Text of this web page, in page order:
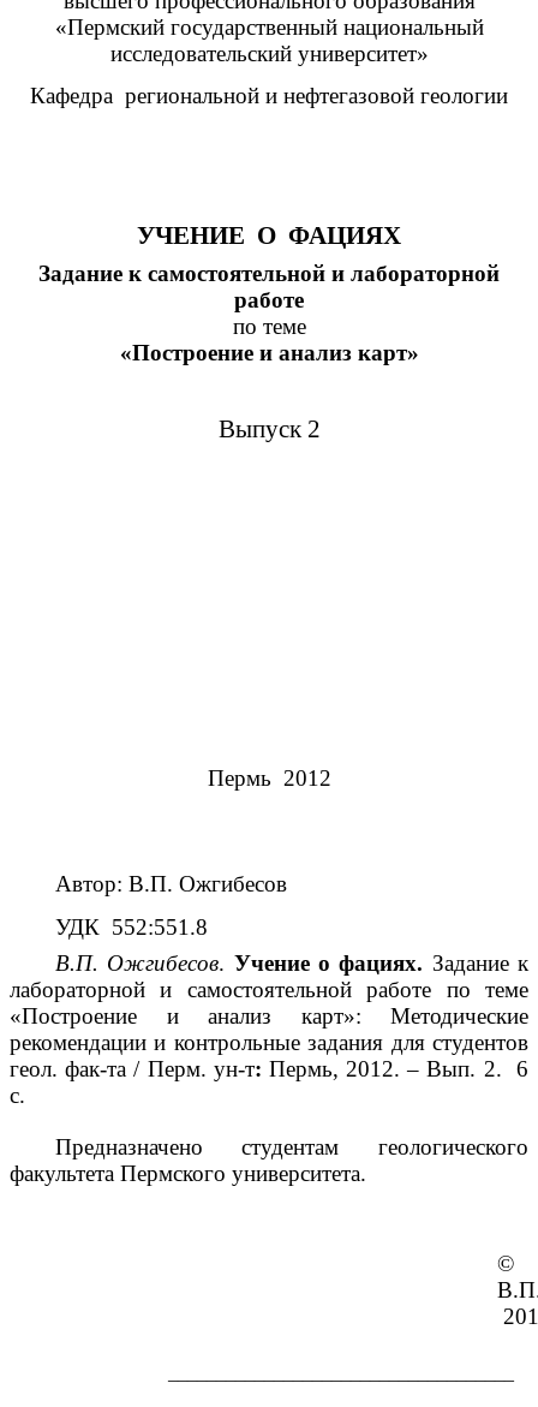
«Пермский государственный национальный
исследовательский университет»
Кафедра региональной и нефтегазовой геологии
УЧЕНИЕ О ФАЦИЯХ
Задание к самостоятельной и лабораторной
работе
по теме
«Построение и анализ карт»
Выпуск 2
Пермь 2012
Автор: В.П. Ожгибесов
УДК 552:551.8
В.П. Ожгибесов. Учение о фациях. Задание к
лабораторной и самостоятельной работе по теме
«Построение и анализ карт»: Методические
рекомендации и контрольные задания для студентов
геол. фак-та / Перм. ун-т: Пермь, 2012. – Вып. 2. 6
с.
Предназначено студентам геологического
факультета Пермского университета.
©